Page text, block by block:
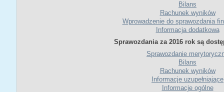
Bilans
Rachunek wyników
Wprowadzenie do sprawozdania
Informacja dodatkowa
Sprawozdania za 2016 rok są
Sprawozdanie
Bilans
Rachunek wyników
Informacje uzupełniające
Informacje ogólne